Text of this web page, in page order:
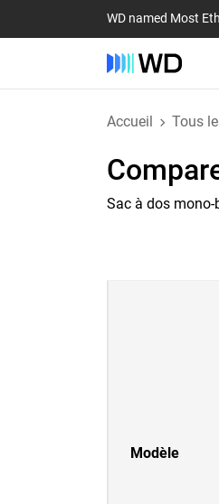
WD named Most
Accueil Tous
Sac à dos mono-
Modèle